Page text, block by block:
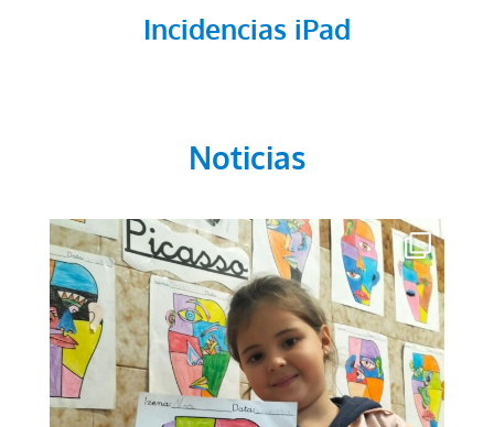
Incidencias iPad
Noticias